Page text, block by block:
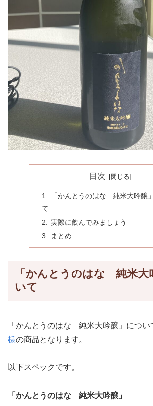
目次
「かんとうのはな 純米大吟醸
て
実際に飲んでみましょう
まとめ
「かんとうのはな 純米大
いて
「かんとうのはな 純米大吟醸」につい
様の商品となります。
以下スペックです。
「かんとうのはな 純米大吟醸」